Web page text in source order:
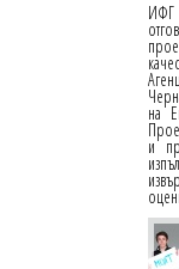
ИФГ
на
и